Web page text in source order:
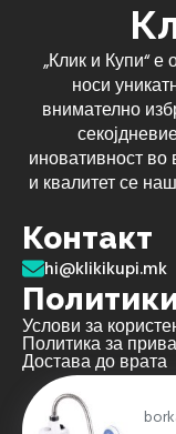
„Клик и Купи“ е
носи
внимателно
иновативност
и квалитет се
Контакт
hi@klikikupi.mk
Услови за
Политика за
Достава до врата